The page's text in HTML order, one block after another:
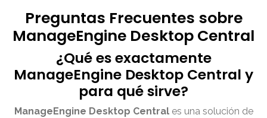
Preguntas Frecuentes sobre
ManageEngine Desktop Central
¿Qué es exactamente
ManageEngine Desktop Central y
para qué sirve?
ManageEngine Desktop Centrales una solución de